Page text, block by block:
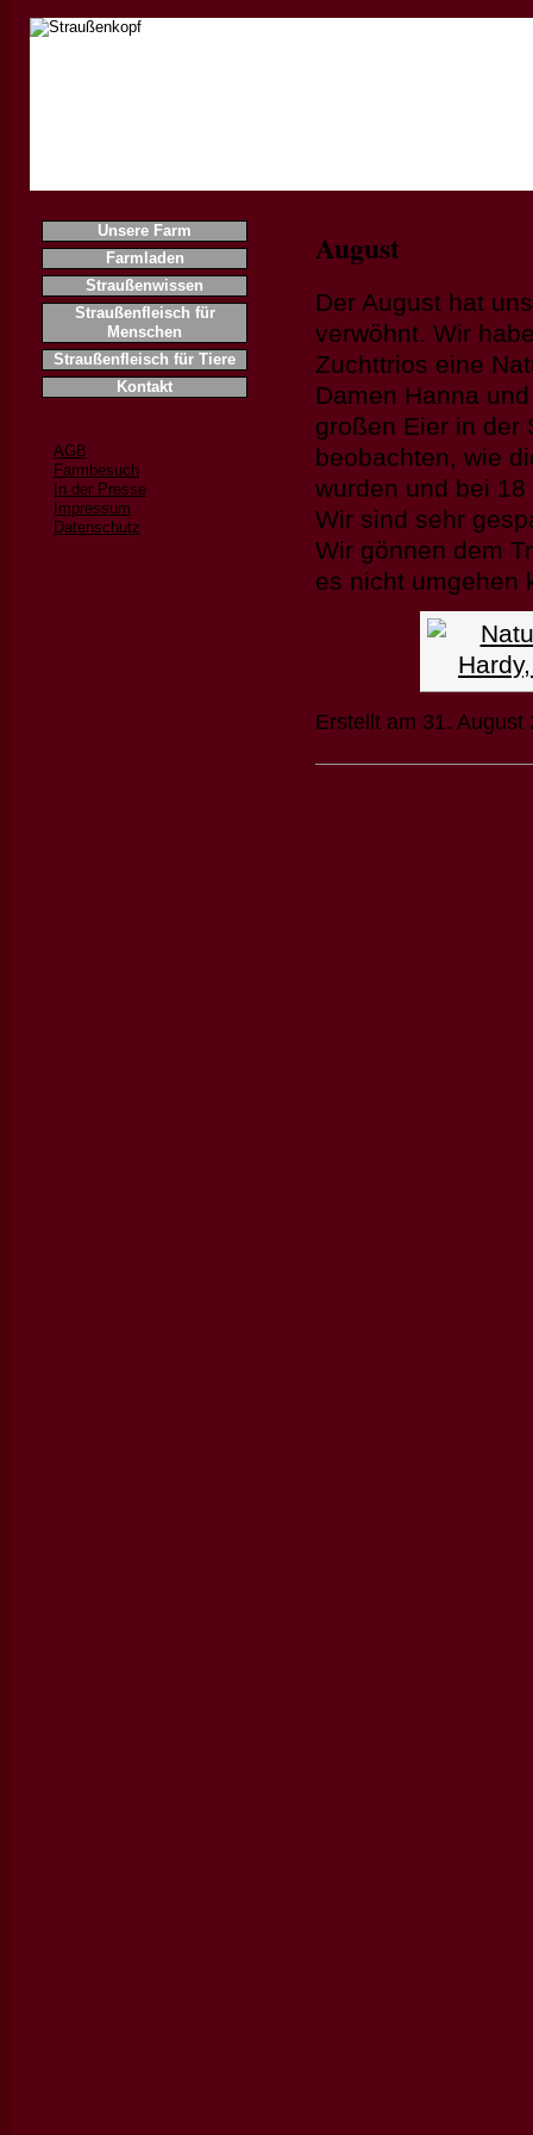
Unsere Farm
Farmladen
Straußenwissen
Straußenfleisch für
Menschen
Straußenfleisch für Tiere
Kontakt
AGB
Farmbesuch
In der Presse
Impressum
Datenschutz
August
Der August hat
verwöhnt. Wir
Zuchttrios eine
Damen Hanna
großen Eier in der
beobachten, wie
wurden und bei
Wir sind sehr
Wir gönnen dem
es nicht umgehen
Erstellt am 31.